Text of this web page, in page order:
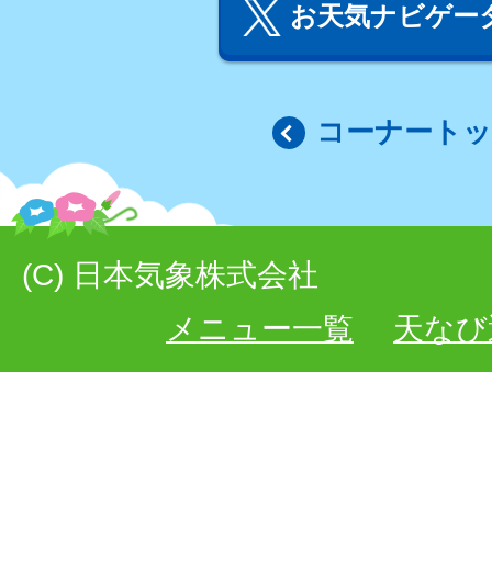
お天気ナビゲー
コーナート
(C) 日本気象株式会社
メニュー一覧
天な